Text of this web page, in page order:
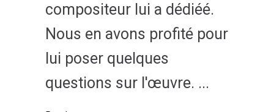
compositeur lui a dédiéé.
Nous en avons profité pour
lui poser quelques
questions sur l'œuvre.